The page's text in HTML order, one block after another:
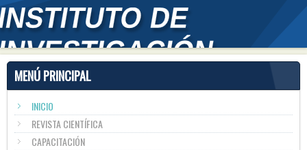
MENÚ PRINCIPAL
INICIO
REVISTA CIENTÍFICA
CAPACITACIÓN